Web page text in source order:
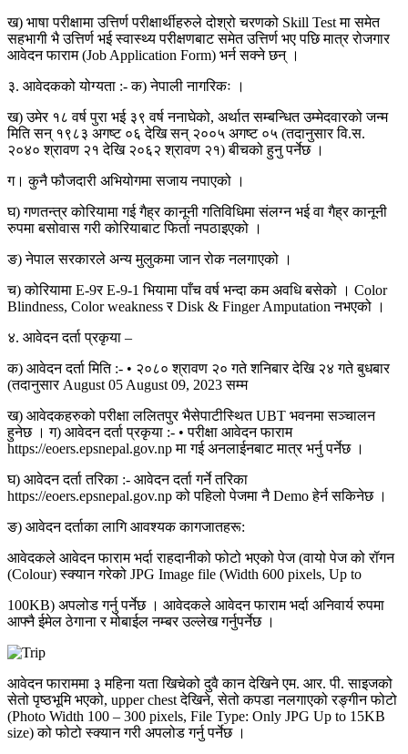
ख) भाषा परीक्षामा उत्तिर्ण परीक्षार्थीहरुले दोश्रो चरणको Skill Test मा समेत
सहभागी भै उत्तिर्ण भई स्वास्थ्य परीक्षणबाट समेत उत्तिर्ण भए पछि मात्र रोजगार
आवेदन फाराम (Job Application Form) भर्न सक्ने छन् ।
३. आवेदकको योग्यता :- क) नेपाली नागरिकः ।
ख) उमेर १८ वर्ष पुरा भई ३९ वर्ष ननाघेको, अर्थात सम्बन्धित उम्मेदवारको जन्म
मिति सन् १९८३ अगष्ट ०६ देखि सन् २००५ अगष्ट ०५ (तदानुसार वि.स.
२०४० श्रावण २१ देखि २०६२ श्रावण २१) बीचको हुनु पर्नेछ ।
ग। कुनै फौजदारी अभियोगमा सजाय नपाएको ।
घ) गणतन्त्र कोरियामा गई गैह्र कानूनी गतिविधिमा संलग्न भई वा गैह्र कानूनी
रुपमा बसोवास गरी कोरियाबाट फिर्ता नपठाइएको ।
ङ) नेपाल सरकारले अन्य मुलुकमा जान रोक नलगाएको ।
च) कोरियामा E-9र E-9-1 भियामा पाँच वर्ष भन्दा कम अवधि बसेको । Color
Blindness, Color weakness र Disk & Finger Amputation नभएको ।
४. आवेदन दर्ता प्रकृया –
क) आवेदन दर्ता मिति :- • २०८० श्रावण २० गते शनिबार देखि २४ गते बुधबार
(तदानुसार August 05 August 09, 2023 सम्म
ख) आवेदकहरुको परीक्षा ललितपुर भैसेपाटीस्थित UBT भवनमा सञ्चालन
हुनेछ । ग) आवेदन दर्ता प्रकृया :- • परीक्षा आवेदन फाराम
https://eoers.epsnepal.gov.np मा गई अनलाईनबाट मात्र भर्नु पर्नेछ ।
घ) आवेदन दर्ता तरिका :- आवेदन दर्ता गर्ने तरिका
https://eoers.epsnepal.gov.np को पहिलो पेजमा नै Demo हेर्न सकिनेछ ।
ङ) आवेदन दर्ताका लागि आवश्यक कागजातहरू:
आवेदकले आवेदन फाराम भर्दा राहदानीको फोटो भएको पेज (वायो पेज को रॉगन
(Colour) स्क्यान गरेको JPG Image file (Width 600 pixels, Up to
100KB) अपलोड गर्नु पर्नेछ । आवेदकले आवेदन फाराम भर्दा अनिवार्य रुपमा
आफ्नै ईमेल ठेगाना र मोबाईल नम्बर उल्लेख गर्नुपर्नेछ ।
आवेदन फाराममा ३ महिना यता खिचेको दुवै कान देखिने एम. आर. पी. साइजको
सेतो पृष्ठभूमि भएको, upper chest देखिने, सेतो कपडा नलगाएको रङ्गीन फोटो
(Photo Width 100 – 300 pixels, File Type: Only JPG Up to 15KB
size) को फोटो स्क्यान गरी अपलोड गर्नु पर्नेछ ।